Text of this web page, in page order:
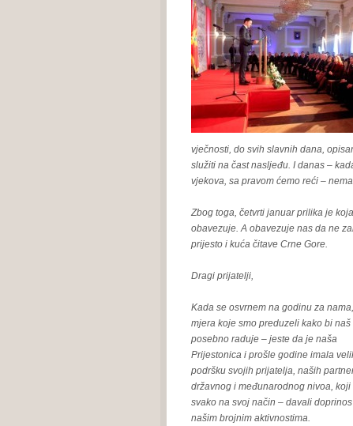
vječnosti, do svih slavnih dana,
služiti na čast nasljeđu. I danas –
vjekova, sa pravom ćemo reći –
Zbog toga, četvrti januar prilika je
obavezuje. A obavezuje nas da ne
prijesto i kuća čitave Crne Gore.
Dragi prijatelji,
Kada se osvrnem na godinu za
mjera koje smo preduzeli kako bi naš
posebno raduje – jeste da je naša
Prijestonica i prošle godine imala
podršku svojih prijatelja, naših
državnog i međunarodnog nivoa, koji
svako na svoj način – davali doprinos
našim brojnim aktivnostima.